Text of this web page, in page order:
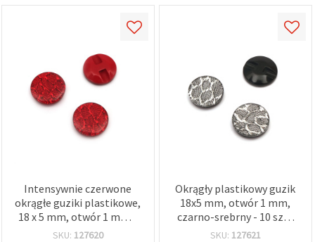
wybierając
"Zapisz"
Akceptuj
Intensywnie czerwone
okrągłe guziki plastikowe,
18 x 5 mm, otwór 1 mm –
zestaw 10 szt., idealne do
SKU: 127620
Okrągły plastikowy guzik
18x5 mm, otwór 1 mm,
czarno-srebrny - 10 szt.,
do rękodzieła i szycia
SKU: 127621